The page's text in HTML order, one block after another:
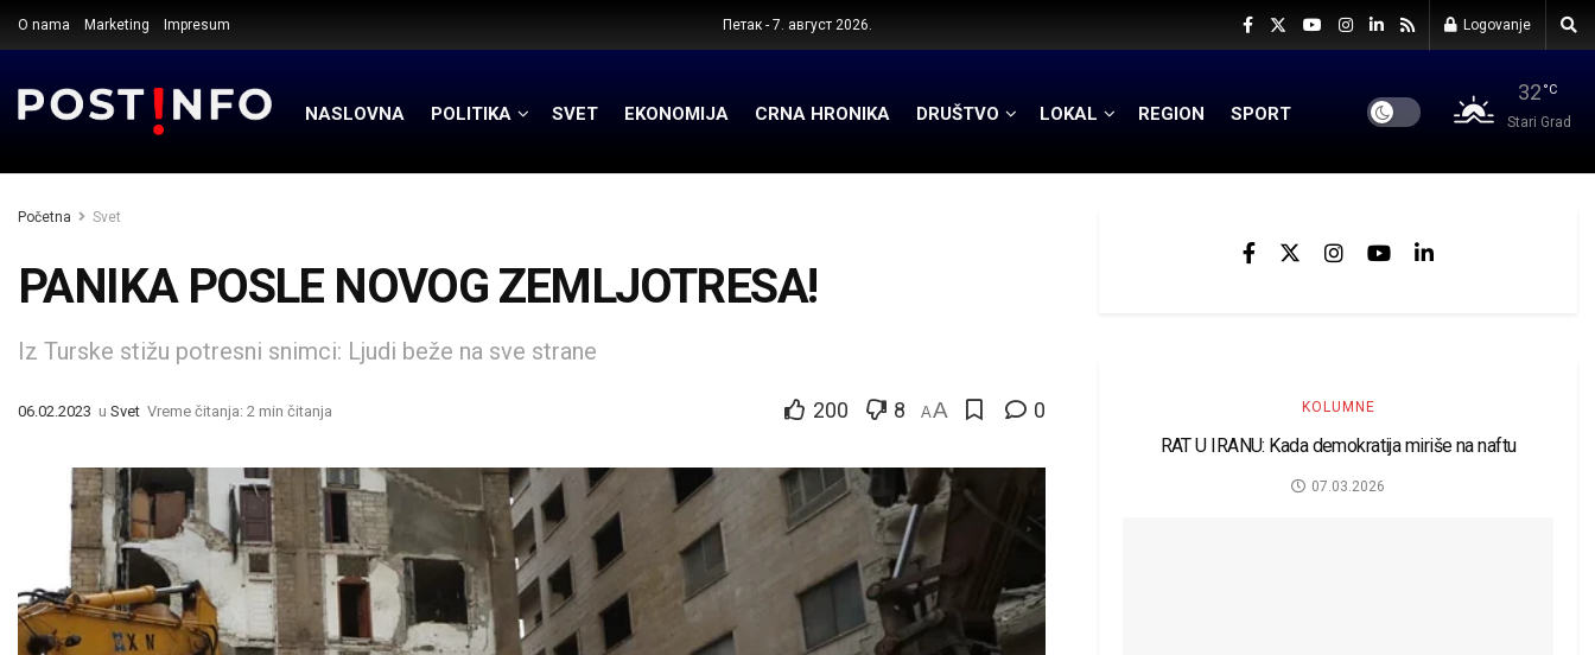
O nama Marketing Impresum Петак - 7. август 2026. Logovanje
NASLOVNA POLITIKA SVET EKONOMIJA CRNA HRONIKA DRUŠTVO LOKAL REGION SPORT
32 °C
Stari Grad
Početna Svet
PANIKA POSLE NOVOG ZEMLJOTRESA!
Iz Turske stižu potresni snimci: Ljudi beže na sve strane
06.02.2023 u Svet Vreme čitanja: 2 min čitanja 200 8 AA 0 KOLUMNE
RAT U IRANU: Kada demokratija miriše na naftu
07.03.2026